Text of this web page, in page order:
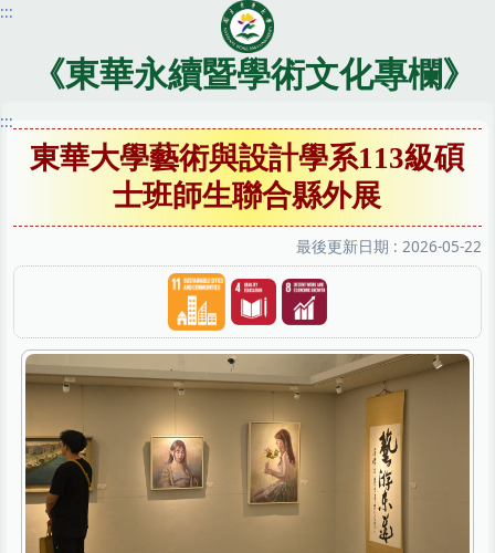
跳
內
:::
《東華永續暨學術文化專欄》
:::
東華大學藝術與設計學系113級碩
士班師生聯合縣外展
最後更新日期 : 2026-05-22